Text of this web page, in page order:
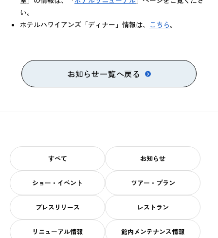
い。
ホテルハワイアンズ「ディナー」情報は、 こちら。
お知らせ一覧へ戻る
すべて お知らせ
ショー・イベント ツアー・プラン
プレスリリース レストラン
リニューアル情報 館内メンテナンス情報